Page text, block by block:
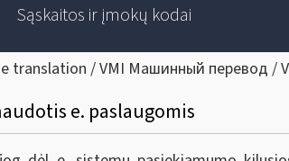
Sąskaitos ir įmokų kodai
translation / VMI Машинный перевод /
e. paslaugomis